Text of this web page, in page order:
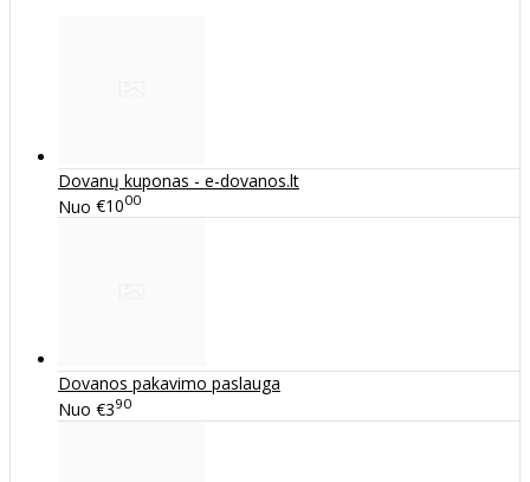
Dovanų kuponas - e-dovanos.lt
Nuo €1000
Dovanos pakavimo paslauga
Nuo €390